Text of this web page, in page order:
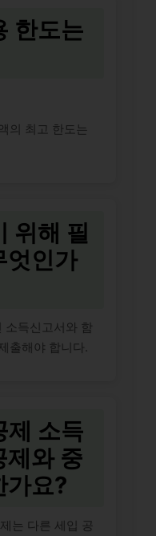
한도는
의 최고 한도는
위해 필
엇인가
소득신고서와 함
출해야 합니다.
제 소득
제와 중
가요?
는 다른 세입 공